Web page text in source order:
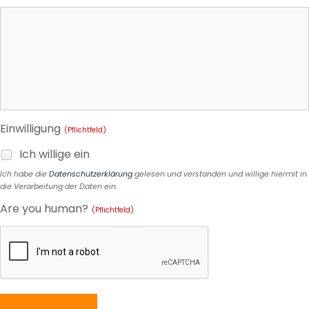
Einwilligung (Pflichtfeld)
Ich willige ein
Ich habe dieDatenschutzerklärunggelesen und verstanden und willige hiermit in
die Verarbeitung der Daten ein.
Are you human? (Pflichtfeld)